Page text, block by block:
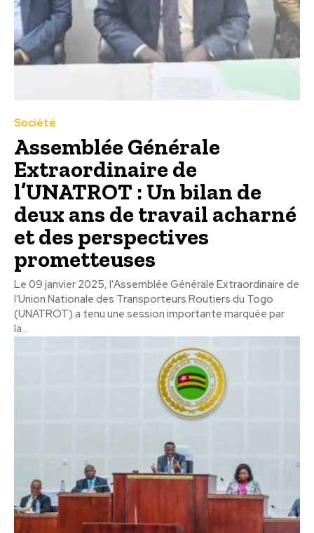
Société
Assemblée Générale
Extraordinaire de
l’UNATROT : Un bilan de
deux ans de travail acharné
et des perspectives
prometteuses
Le 09 janvier 2025, l'Assemblée Générale Extraordinaire de
l'Union Nationale des Transporteurs Routiers du Togo
(UNATROT) a tenu une session importante marquée par
la...